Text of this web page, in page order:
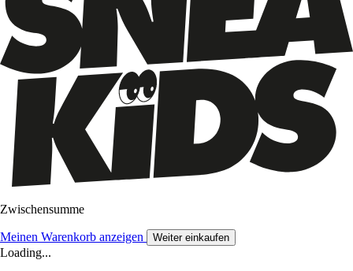
Zwischensumme
Meinen Warenkorb anzeigen Weiter einkaufen
Loading...